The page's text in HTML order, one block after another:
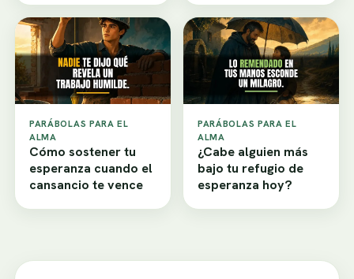
PARÁBOLAS PARA EL
ALMA
Cómo sostener tu
esperanza cuando el
cansancio te vence
PARÁBOLAS PARA EL
ALMA
¿Cabe alguien más
bajo tu refugio de
esperanza hoy?